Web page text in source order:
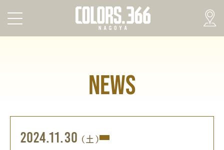
NEWS
2024.11.30 (土)